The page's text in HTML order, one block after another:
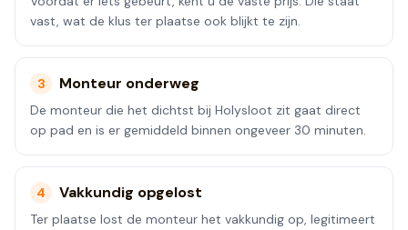
vast, wat de klus ter plaatse ook blijkt te zijn.
3 Monteur onderweg
De monteur die het dichtst bij Holysloot zit gaat direct
op pad en is er gemiddeld binnen ongeveer 30 minuten.
4 Vakkundig opgelost
Ter plaatse lost de monteur het vakkundig op, legitimeert